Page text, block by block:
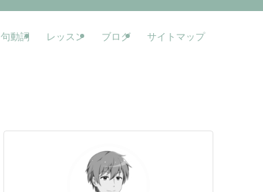
句動詞 レッスン ブログ サイトマップ